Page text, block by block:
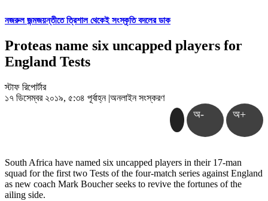
নজরুল জন্মজয়ন্তীতে ত্রিশাল থেকেই সংস্কৃতি বদলের ডাক
Proteas name six uncapped players for
England Tests
স্টাফ রিপোর্টার
১৭ ডিসেম্বর ২০১৯, ৫:৩৪ পূর্বাহ্ন |অনলাইন সংস্করণ
অ- অ+
South Africa have named six uncapped players in their 17-man
squad for the first two Tests of the four-match series against England
as new coach Mark Boucher seeks to revive the fortunes of the
ailing side.